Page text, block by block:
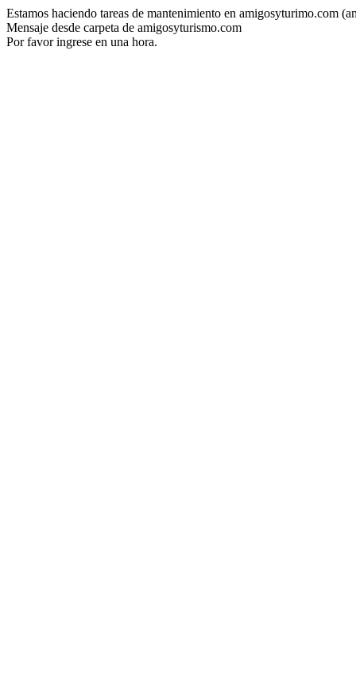
Estamos haciendo tareas de mantenimiento en amigosyturimo.com
Mensaje desde carpeta de amigosyturismo.com
Por favor ingrese en una hora.